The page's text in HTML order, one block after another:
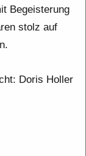
Begeisterung
stolz auf
Doris Holler